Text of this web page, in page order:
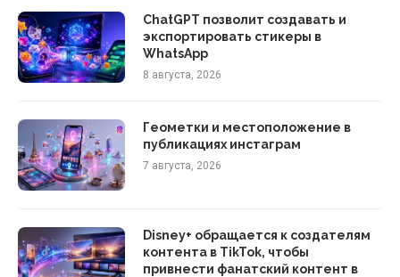
ChatGPT позволит создавать и
экспортировать стикеры в
WhatsApp
8 августа, 2026
Геометки и местоположение в
публикациях инстаграм
7 августа, 2026
Disney+ обращается к создателям
контента в TikTok, чтобы
привнести фанатский контент в